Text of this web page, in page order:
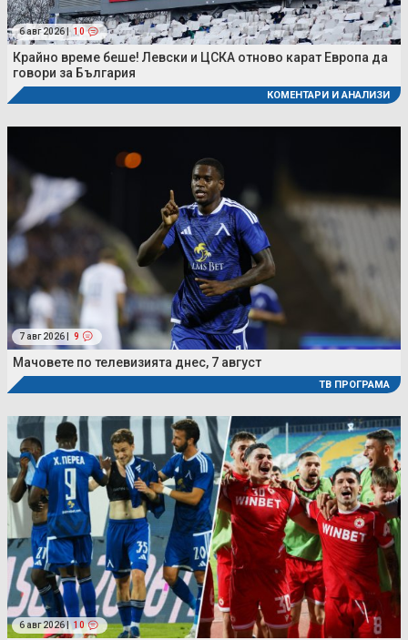
6 авг 2026 | 10
Крайно време беше! Левски и ЦСКА отново карат Европа да
говори за България
КОМЕНТАРИ И АНАЛИЗИ
7 авг 2026 | 9
Мачовете по телевизията днес, 7 август
ТВ ПРОГРАМА
6 авг 2026 | 10